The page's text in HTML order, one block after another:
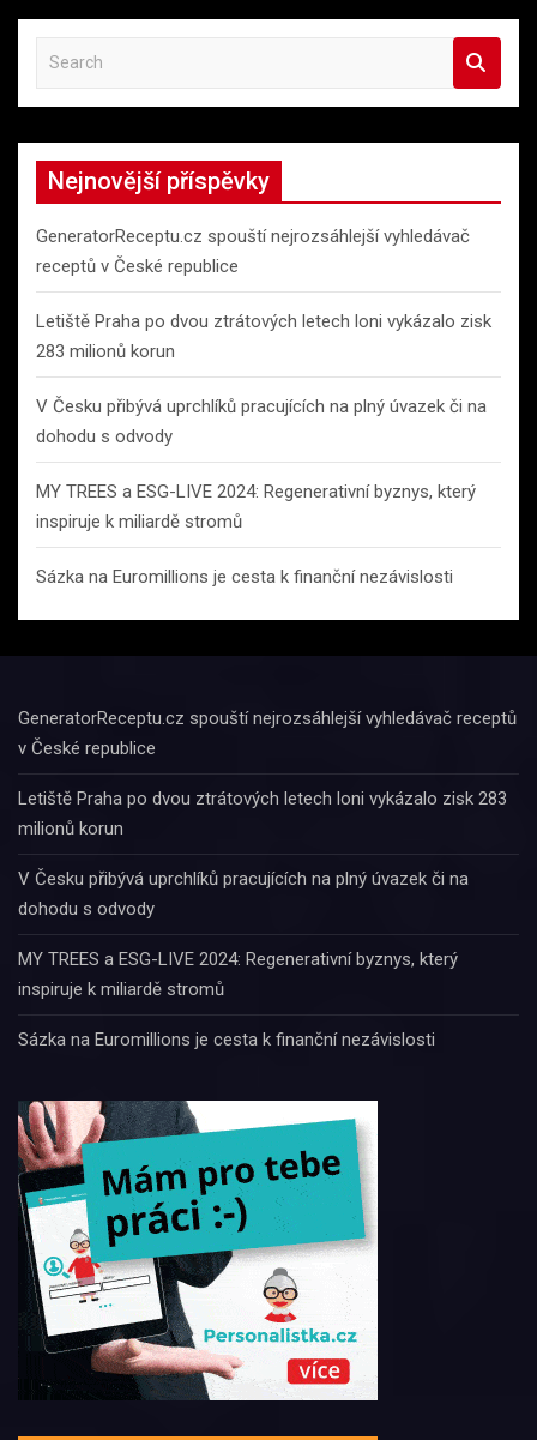
a
r
h
Nejnovější příspěvky
GeneratorReceptu.cz spouští nejrozsáhlejší vyhledávač
receptů v České republice
Letiště Praha po dvou ztrátových letech loni vykázalo zisk
283 milionů korun
V Česku přibývá uprchlíků pracujících na plný úvazek či na
dohodu s odvody
MY TREES a ESG-LIVE 2024: Regenerativní byznys, který
inspiruje k miliardě stromů
Sázka na Euromillions je cesta k finanční nezávislosti
GeneratorReceptu.cz spouští nejrozsáhlejší vyhledávač receptů
v České republice
Letiště Praha po dvou ztrátových letech loni vykázalo zisk 283
milionů korun
V Česku přibývá uprchlíků pracujících na plný úvazek či na
dohodu s odvody
MY TREES a ESG-LIVE 2024: Regenerativní byznys, který
inspiruje k miliardě stromů
Sázka na Euromillions je cesta k finanční nezávislosti